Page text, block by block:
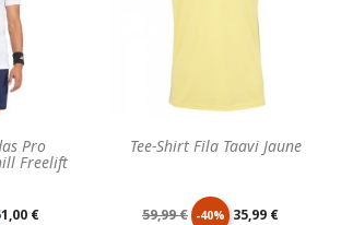
Pro
Freelift
€
Tee-Shirt Fila Taavi Jaune
Prix
59,99 € -40% Prix
35,99 €